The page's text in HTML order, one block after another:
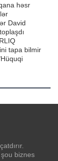
həsr
David
tapa bilmir
biznes